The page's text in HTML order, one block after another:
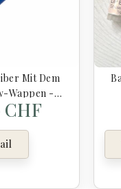
Mit Dem
Wappen -
Potter
CHF